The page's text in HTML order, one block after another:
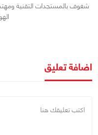
شغوف بالمستجدات التقنية
اضافة تعليق